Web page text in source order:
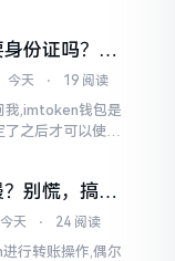
一途。
份证吗？别
了
今天 ⋅ 19 阅读
我,imtoken钱包是
之后才可以使用
别慌，搞懂
今天 ⋅ 24 阅读
行转账操作,偶尔